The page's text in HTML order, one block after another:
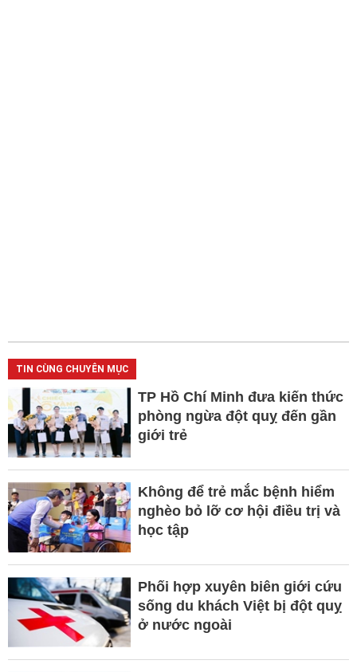
TIN CÙNG CHUYÊN MỤC
TP Hồ Chí Minh đưa kiến thức
phòng ngừa đột quỵ đến gần
giới trẻ
Không để trẻ mắc bệnh hiểm
nghèo bỏ lỡ cơ hội điều trị và
học tập
Phối hợp xuyên biên giới cứu
sống du khách Việt bị đột quỵ
ở nước ngoài